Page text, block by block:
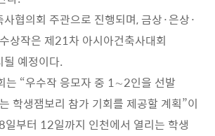
협의회 주관으로 진행되며, 금상·은상·
상작은 제21차 아시아건축사대회
예정이다.
는 “우수작 응모자 중 1∼2인을 선발
학생잼보리 참가 기회를 제공할 계획”이
부터 12일까지 인천에서 열리는 학생